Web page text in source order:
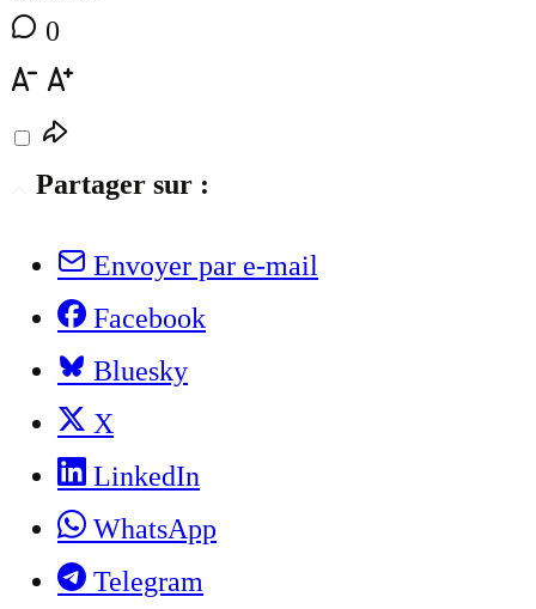
0
Partager sur :
Envoyer par e-mail
Facebook
Bluesky
X
LinkedIn
WhatsApp
Telegram